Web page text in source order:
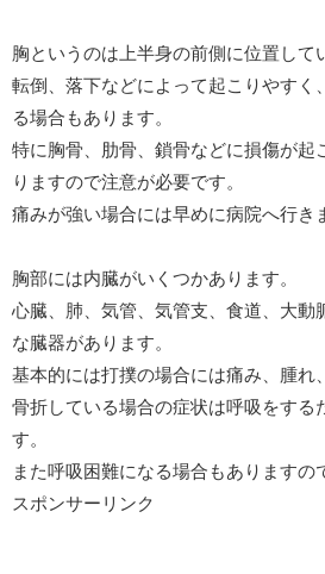
胸というのは上半身の前側に位置して
転倒、落下などによって起こりやすく
る場合もあります。
特に胸骨、肋骨、鎖骨などに損傷が起
りますので注意が必要です。
痛みが強い場合には早めに病院へ行き
胸部には内臓がいくつかあります。
心臓、肺、気管、気管支、食道、大動
な臓器があります。
基本的には打撲の場合には痛み、腫れ
骨折している場合の症状は呼吸をする
す。
また呼吸困難になる場合もありますの
スポンサーリンク